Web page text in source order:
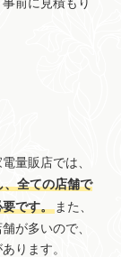
量販店では、
、全ての店舗で
です。 また、
が多いので、
ります。